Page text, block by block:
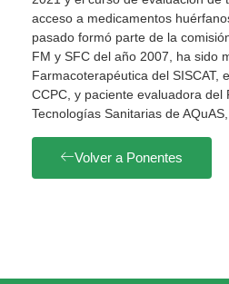
acceso a medicamentos
pasado formó parte de la
FM y SFC del año 2007, ha sido
Farmacoterapéutica del SISCAT,
CCPC, y paciente evaluadora del
Tecnologías Sanitarias de
Volver a Ponentes